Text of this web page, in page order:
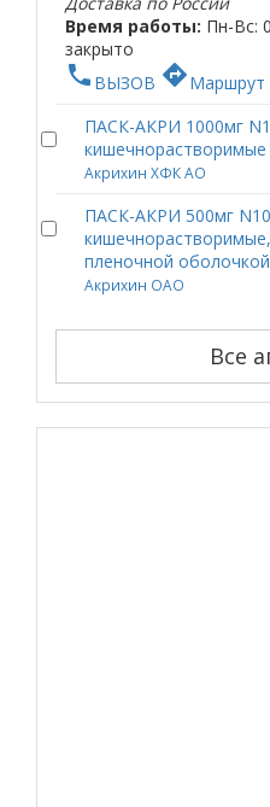
Время работы: Пн-Вс:
закрыто
phone ВЫЗОВ directionsМаршрут
ПАСК-АКРИ 1000мг
Акрихин ХФК АО
ПАСК-АКРИ 500мг
пленочной
Акрихин ОАО
Все